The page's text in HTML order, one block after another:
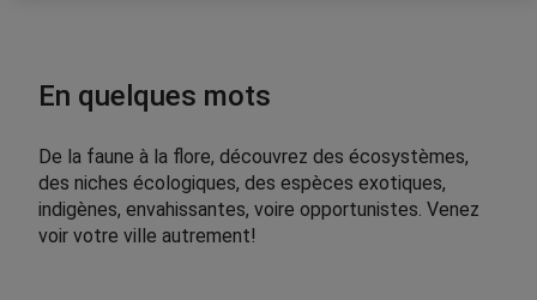
En quelques mots
De la faune à la flore, découvrez des écosystèmes,
des niches écologiques, des espèces exotiques,
indigènes, envahissantes, voire opportunistes. Venez
voir votre ville autrement!